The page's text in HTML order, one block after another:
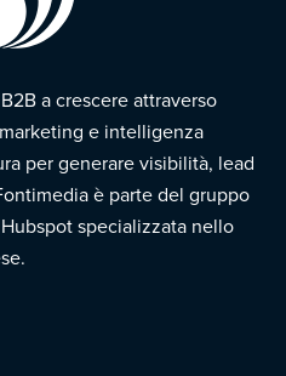
a crescere attraverso
e intelligenza
per generare visibilità, lead
è parte del gruppo
specializzata nello